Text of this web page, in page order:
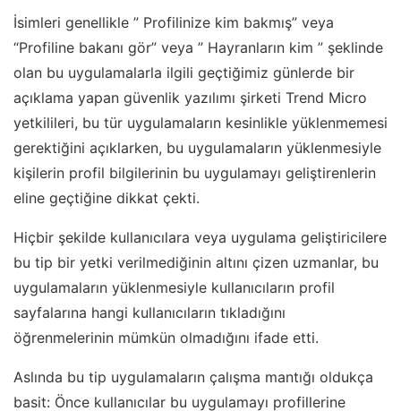
İsimleri genellikle ” Profilinize kim bakmış” veya
“Profiline bakanı gör” veya ” Hayranların kim ” şeklinde
olan bu uygulamalarla ilgili geçtiğimiz günlerde bir
açıklama yapan güvenlik yazılımı şirketi Trend Micro
yetkilileri, bu tür uygulamaların kesinlikle yüklenmemesi
gerektiğini açıklarken, bu uygulamaların yüklenmesiyle
kişilerin profil bilgilerinin bu uygulamayı geliştirenlerin
eline geçtiğine dikkat çekti.
Hiçbir şekilde kullanıcılara veya uygulama geliştiricilere
bu tip bir yetki verilmediğinin altını çizen uzmanlar, bu
uygulamaların yüklenmesiyle kullanıcıların profil
sayfalarına hangi kullanıcıların tıkladığını
öğrenmelerinin mümkün olmadığını ifade etti.
Aslında bu tip uygulamaların çalışma mantığı oldukça
basit: Önce kullanıcılar bu uygulamayı profillerine